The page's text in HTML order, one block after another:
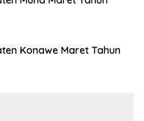
Konawe Maret Tahun